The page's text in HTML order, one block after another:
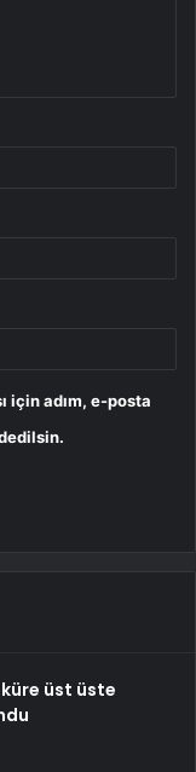
için adım, e-posta
üst üste